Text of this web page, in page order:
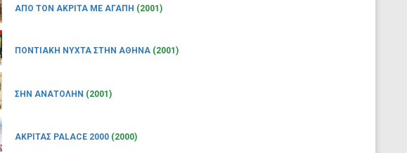
ΑΠΟ ΤΟΝ ΑΚΡΙΤΑ ΜΕ ΑΓΑΠΗ (2001)
ΠΟΝΤΙΑΚΗ ΝΥΧΤΑ ΣΤΗΝ ΑΘΗΝΑ (2001)
ΣΗΝ ΑΝΑΤΟΛΗΝ (2001)
ΑΚΡΙΤΑΣ PALACE 2000 (2000)